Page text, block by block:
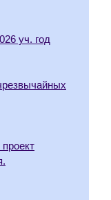
уч. год